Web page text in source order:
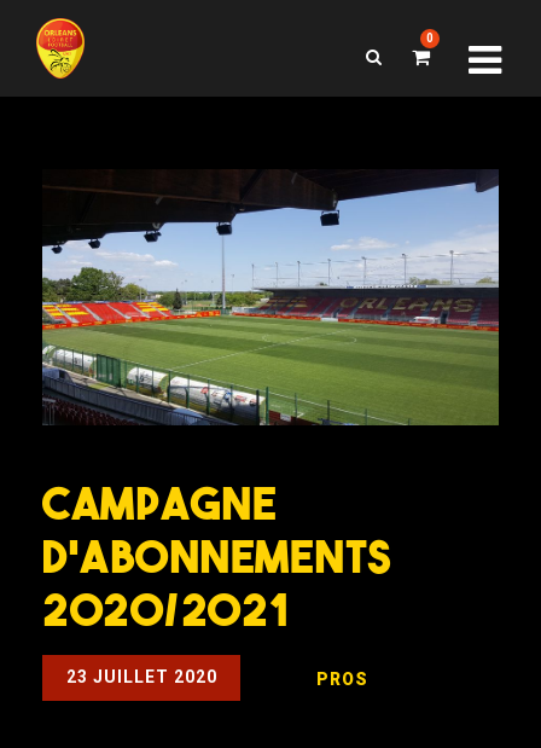
0
Campagne
d’abonnements
2020/2021
23 JUILLET 2020 PROS